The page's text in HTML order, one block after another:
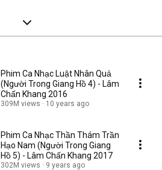
Phim Ca Nhạc Luật Nhân Quả
(Người Trong Giang Hồ 4) - Lâm
Chấn Khang 2016
309M views 10 years ago
Phim Ca Nhạc Thần Thám Trần
Hạo Nam (Người Trong Giang
Hồ 5) - Lâm Chấn Khang 2017
302M views 9 years ago